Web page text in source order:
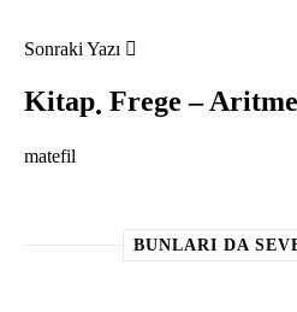
Sonraki Yazı
Kitap Frege –
matefil
BUNLARI DA